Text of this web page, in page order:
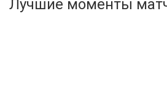
Лучшие моменты